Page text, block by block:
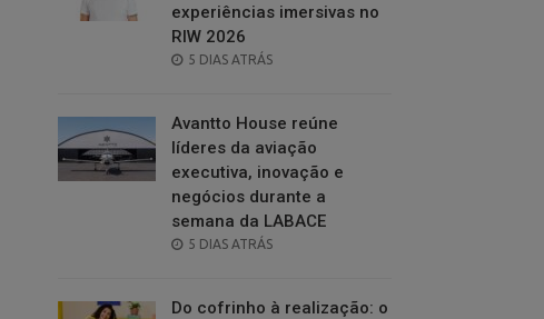
experiências imersivas no
RIW 2026
POSTED
5 DIAS ATRÁS
Avantto House reúne
líderes da aviação
executiva, inovação e
negócios durante a
semana da LABACE
POSTED
5 DIAS ATRÁS
Do cofrinho à realização: o